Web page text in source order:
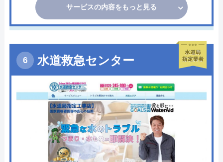
サービスの内容をもっと見る
水道救急センター